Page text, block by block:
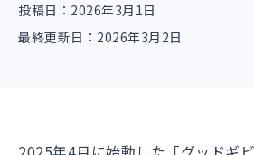
投稿日：2026年3月1日
最終更新日：2026年3月2日